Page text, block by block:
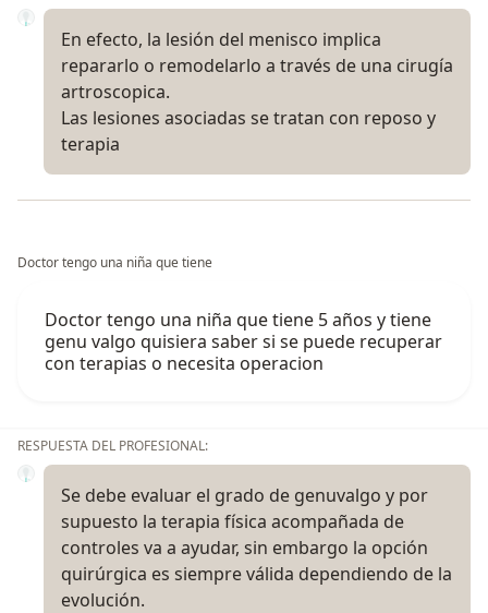
En efecto, la lesión del menisco implica
repararlo o remodelarlo a través de una cirugía
artroscopica.
Las lesiones asociadas se tratan con reposo y
terapia
Doctor tengo una niña que tiene
Doctor tengo una niña que tiene 5 años y tiene
genu valgo quisiera saber si se puede recuperar
con terapias o necesita operacion
RESPUESTA DEL PROFESIONAL:
Se debe evaluar el grado de genuvalgo y por
supuesto la terapia física acompañada de
controles va a ayudar, sin embargo la opción
quirúrgica es siempre válida dependiendo de la
evolución.